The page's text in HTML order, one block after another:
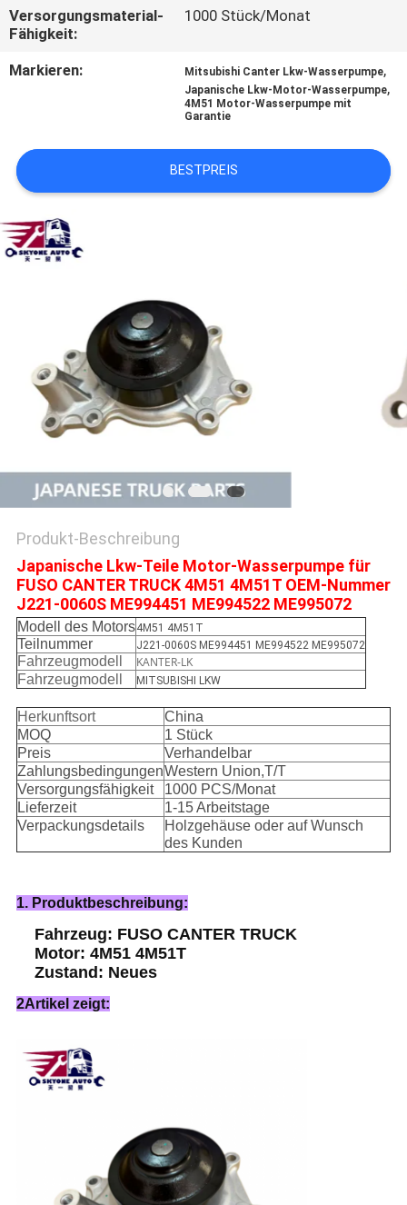
NACHRICHTEN
ZITAT
SITEMAP
Versorgungsmaterial-
Fähigkeit:
1000 Stück/Monat
Markieren: Mitsubishi Canter Lkw-Wasserpumpe,
Japanische Lkw-Motor-Wasserpumpe,
4M51 Motor-Wasserpumpe mit
Garantie
BESTPREIS
Produkt-Beschreibung
Japanische Lkw-Teile Motor-Wasserpumpe für
FUSO CANTER TRUCK 4M51 4M51T OEM-Nummer
J221-0060S ME994451 ME994522 ME995072
Modell des Motors4M51 4M51T
Teilnummer J221-0060S ME994451 ME994522 ME995072
Fahrzeugmodell
KANTER-LK
Fahrzeugmodell
MITSUBISHI LKW
Herkunftsort
China
MOQ
1 Stück
Preis
Verhandelbar
ZahlungsbedingungenWestern Union,T/T
Versorgungsfähigkeit
1000 PCS/Monat
Lieferzeit
1-15 Arbeitstage
Verpackungsdetails
Holzgehäuse oder auf Wunsch
des Kunden
1. Produktbeschreibung:
Fahrzeug: FUSO CANTER TRUCK
Motor: 4M51 4M51T
Zustand: Neues
2Artikel zeigt: